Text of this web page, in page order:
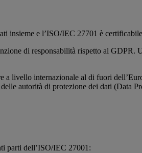
insieme e l’ISO/IEC 27701 è
di responsabilità rispetto al
livello internazionale al di fuori
autorità di protezione dei dati (Data
parti dell’ISO/IEC 27001: